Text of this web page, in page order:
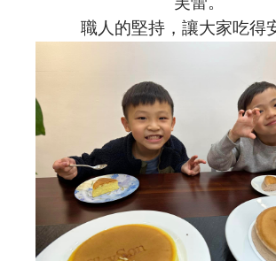
職人的堅持，讓大家吃得